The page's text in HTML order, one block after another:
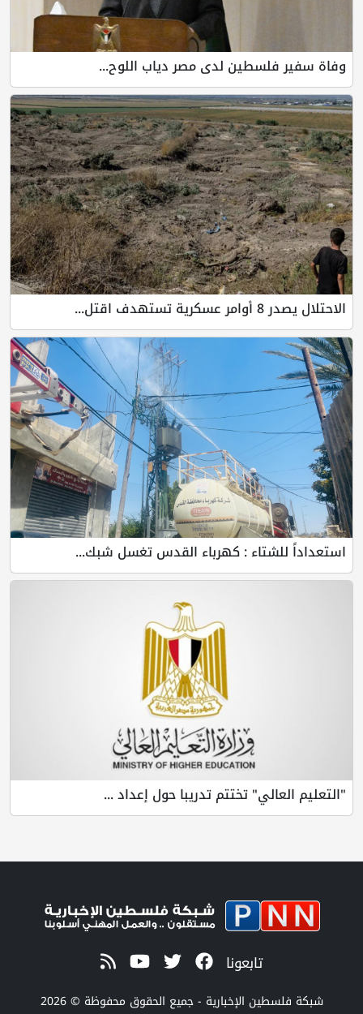
وفاة سفير فلسطين لدى مصر دياب اللوح...
الاحتلال يصدر 8 أوامر عسكرية تستهدف اقتل...
استعداداً للشتاء : كهرباء القدس تغسل شبك...
"التعليم العالي" تختتم تدريبا حول إعداد ...
تابعونا
شبكة فلسطين الإخبارية - جميع الحقوق محفوظة © 2026